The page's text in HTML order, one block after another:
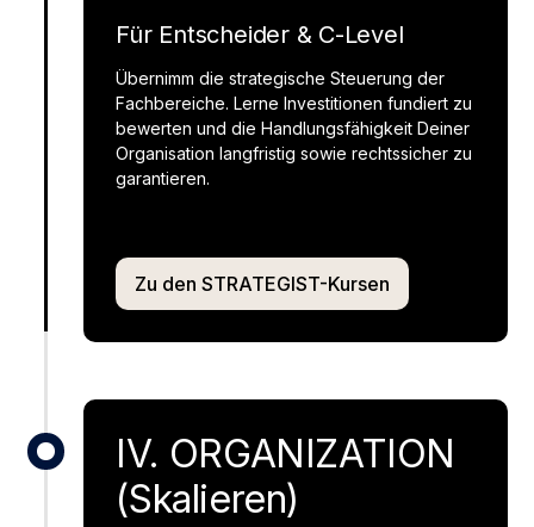
Für Entscheider & C-Level
Übernimm die strategische Steuerung der
Fachbereiche. Lerne Investitionen fundiert zu
bewerten und die Handlungsfähigkeit Deiner
Organisation langfristig sowie rechtssicher zu
garantieren.
Zu den STRATEGIST-Kursen
IV. ORGANIZATION
(Skalieren)